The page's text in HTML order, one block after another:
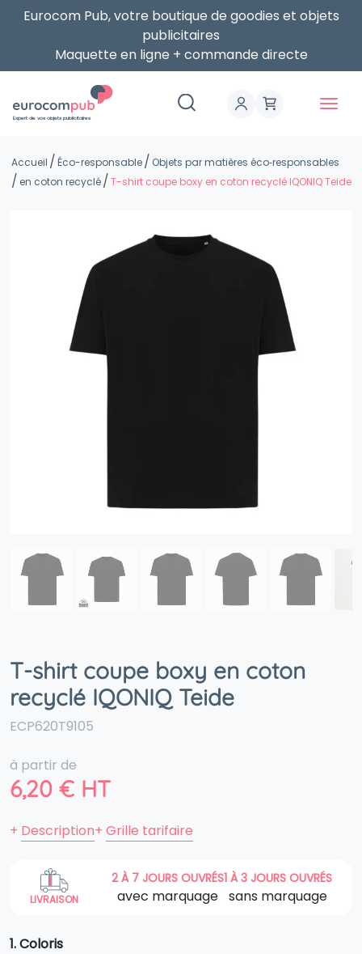
Eurocom Pub, votre boutique de goodies et objets
publicitaires
Maquette en ligne + commande directe
Expert de vos objets publicitaires
Accueil Éco-responsable
Objets par matières éco‑responsables
en coton recyclé
T-shirt coupe boxy en coton recyclé IQONIQ Teide
T-shirt coupe boxy en coton
recyclé IQONIQ Teide
ECP620T9105
à partir de
6,20 € HT
+ Description+ Grille tarifaire
LIVRAISON
2 À 7 JOURS OUVRÉS
avec marquage
1 À 3 JOURS OUVRÉS
sans marquage
1. Coloris